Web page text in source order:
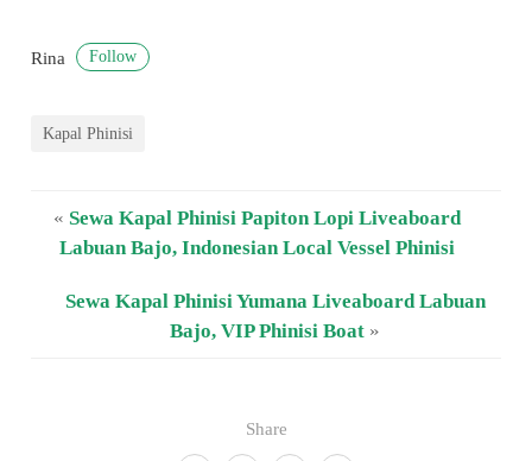
Share
Rina Follow
Kapal Phinisi
« Sewa Kapal Phinisi Papiton Lopi Liveaboard
Labuan Bajo, Indonesian Local Vessel Phinisi
Sewa Kapal Phinisi Yumana Liveaboard Labuan
Bajo, VIP Phinisi Boat »